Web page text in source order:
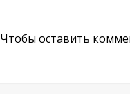
Чтобы оставить